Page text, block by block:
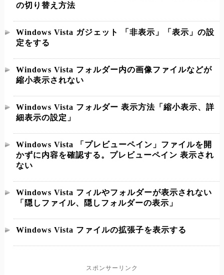
の切り替え方法
Windows Vista ガジェット 「非表示」「表示」の設
定をする
Windows Vista フォルダー内の画像ファイルなどが
縮小表示されない
Windows Vista フォルダー 表示方法「縮小表示、詳
細表示の設定」
Windows Vista 「プレビューペイン」ファイルを開
かずに内容を確認する。プレビューペイン 表示され
ない
Windows Vista フィルやフォルダーが表示されない
「隠しファイル、隠しフォルダーの表示」
Windows Vista ファイルの拡張子を表示する
スポンサーリンク